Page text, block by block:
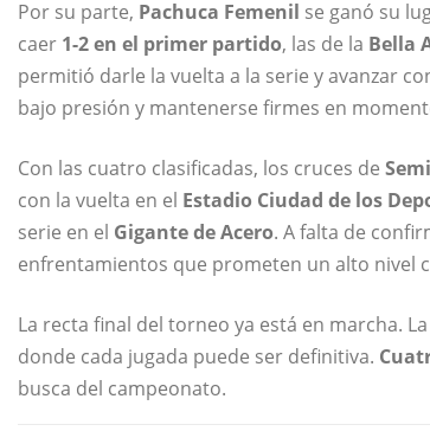
Por su parte, Pachuca Femenil se ganó su
caer 1-2 en el primer partido, las de la Bella
permitió darle la vuelta a la serie y avanzar
bajo presión y mantenerse firmes en
Con las cuatro clasificadas, los cruces de
con la vuelta en el Estadio Ciudad de los
serie en el Gigante de Acero. A falta de
enfrentamientos que prometen un alto nivel
La recta final del torneo ya está en marcha. La
donde cada jugada puede ser definitiva.
busca del campeonato.